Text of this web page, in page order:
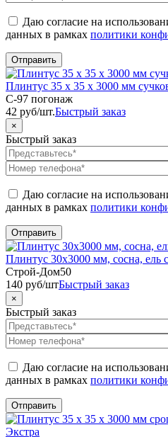
Даю согласие на
данных в рамках политики
Плинтус 35 х 35 х 3000 мм
C-97 погонаж
42 руб/шт.Быстрый заказ
×
Быстрый заказ
Даю согласие на
данных в рамках политики
Плинтус 30х3000 мм, сосна, ель
Строй-Дом50
140 руб/штБыстрый заказ
×
Быстрый заказ
Даю согласие на
данных в рамках политики